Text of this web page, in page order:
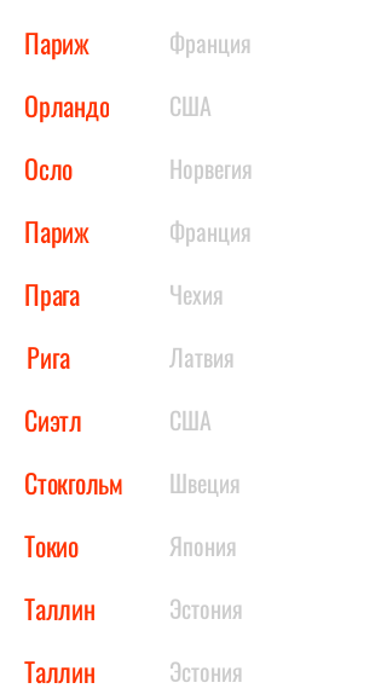
Париж Франция
Орландо США
Осло Норвегия
Париж Франция
Прага Чехия
Рига Латвия
Сиэтл США
Стокгольм Швеция
Токио Япония
Таллин Эстония
Таллин Эстония